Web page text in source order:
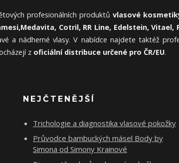
profesionálních produktů vlasové
Medavita, Cotril, RR Line, Edelstein, Vitael,
a nádherné vlasy. V nabídce najdete taktéž
z oficiální distribuce určené pro ČR/EU.
NEJČTENĚJŠÍ
Trichologie a diagnostika vlasové pokožky
Průvodce bambuckých másel Body by
Simona od Simony Krainové